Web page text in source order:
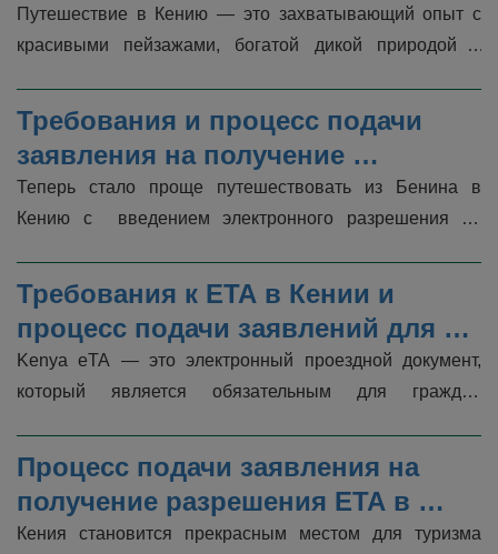
Кении для граждан Азербайджана
Путешествие в Кению — это захватывающий опыт с
красивыми пейзажами, богатой дикой природой и
посетить Кению,  необходи...
Требования и процесс подачи
заявления на получение
разрешения на въезд в Кению для
граждан Бенина
Теперь стало проще путешествовать из Бенина в
Кению с  введением электронного разрешения на
граждан Бенина в Кению в кратк�...
Требования к ETA в Кении и
процесс подачи заявлений для
граждан Пакистана
Kenya eTA — это электронный проездной документ,
который является обязательным для граждан
Восточной Африке, Кения известна с...
Процесс подачи заявления на
получение разрешения ETA в
Кении и требования для граждан
Кения становится прекрасным местом для туризма